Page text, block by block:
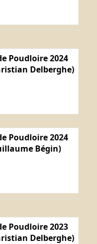
Poudloire 2024
Delberghe)
Poudloire 2024
Bégin)
Poudloire 2023
Delberghe)